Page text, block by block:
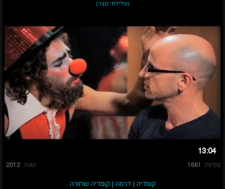
(עלילתי קצר)
13:04
צפיות: 1661 שנה: 2012
קומדיה | דרמה | קומדיה שחורה